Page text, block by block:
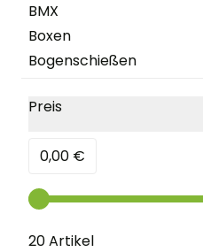
BMX
Boxen
Bogenschießen
Feuerwehr
Tanzen
Darts
Tauben
Floorball
Preis
Minimum value
0,00 €
20 Artikel